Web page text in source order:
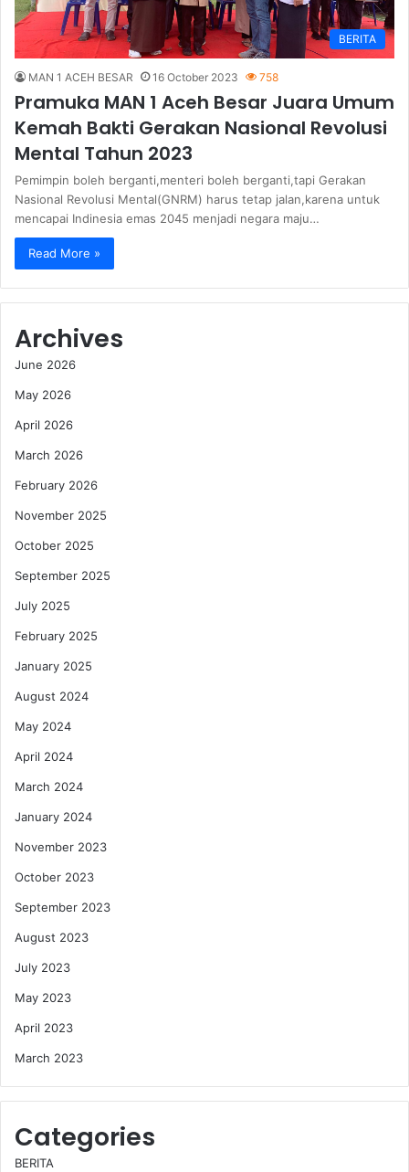
BERITA
MAN 1 ACEH BESAR 16 October 2023 758
Pramuka MAN 1 Aceh Besar Juara Umum
Kemah Bakti Gerakan Nasional Revolusi
Mental Tahun 2023
Pemimpin boleh berganti,menteri boleh berganti,tapi Gerakan
Nasional Revolusi Mental(GNRM) harus tetap jalan,karena untuk
mencapai Indinesia emas 2045 menjadi negara maju…
Read More »
Archives
June 2026
May 2026
April 2026
March 2026
February 2026
November 2025
October 2025
September 2025
July 2025
February 2025
January 2025
August 2024
May 2024
April 2024
March 2024
January 2024
November 2023
October 2023
September 2023
August 2023
July 2023
May 2023
April 2023
March 2023
Categories
BERITA